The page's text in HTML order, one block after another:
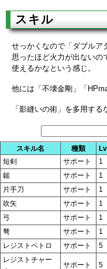
スキル
せっかくなので「ダブルア
思ったほど火力が出ないの
使えるかなという感じ。
他には「不壊金剛」「
「影縫いの術」を多用する
スキル名 種類 Lv
短剣
サポート 1
鎚
サポート 1
片手刀
サポート 1
吹矢
サポート 1
弓
サポート 1
弩
サポート 1
レジストペトロ
サポート 5
レジストチャー
サポート 5